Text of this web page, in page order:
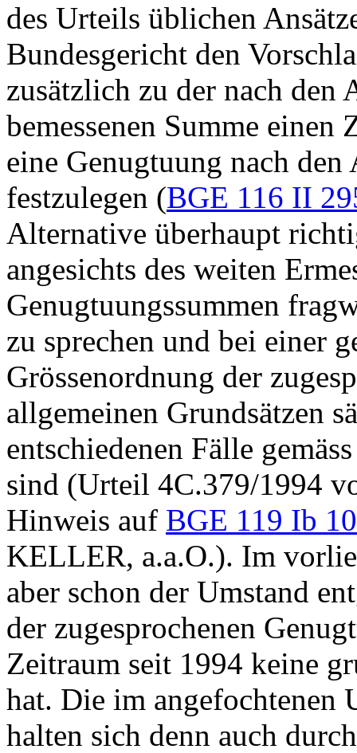
des Urteils üblichen
Bundesgericht den
zusätzlich zu der nach den
bemessenen Summe einen
eine Genugtuung nach
festzulegen (BGE 116 II
Alternative überhaupt
angesichts des weiten
Genugtuungssummen
zu sprechen und bei einer
Grössenordnung der
allgemeinen Grundsätzen
entschiedenen Fälle
sind (Urteil 4C.379/1994
Hinweis auf BGE 119 Ib
KELLER, a.a.O.). Im
aber schon der Umstand
der zugesprochenen
Zeitraum seit 1994 keine
hat. Die im angefochtenen
halten sich denn auch